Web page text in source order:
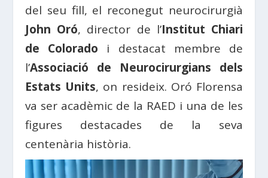
del seu fill, el reconegut neurocirurgià
John Oró, director de l’Institut Chiari
de Colorado i destacat membre de
l’Associació de Neurocirurgians dels
Estats Units, on resideix. Oró Florensa
va ser acadèmic de la RAED i una de les
figures destacades de la seva
centenària història.